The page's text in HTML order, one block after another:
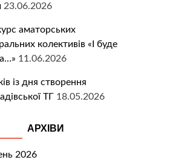
23.06.2026
аматорських
колективів «І буде
11.06.2026
із дня створення
ТГ 18.05.2026
АРХІВИ
2026